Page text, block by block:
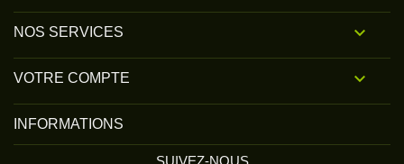
NOS SERVICES 
VOTRE COMPTE 
INFORMATIONS
SUIVEZ-NOUS